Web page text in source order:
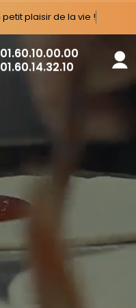
Un petit
01.60.10.00.00
01.60.14.32.10